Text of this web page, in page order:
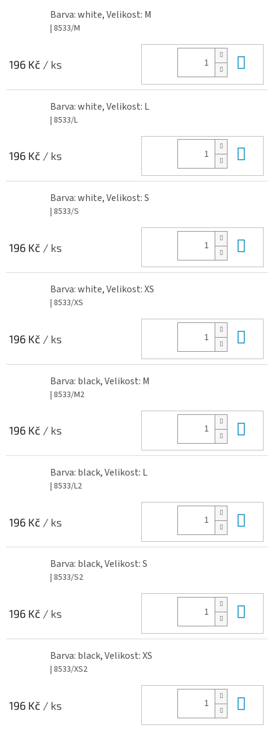
Barva: white, Velikost: M
| 8533/M
196 Kč / ks
Barva: white, Velikost: L
| 8533/L
196 Kč / ks
Barva: white, Velikost: S
| 8533/S
196 Kč / ks
Barva: white, Velikost: XS
| 8533/XS
196 Kč / ks
Barva: black, Velikost: M
| 8533/M2
196 Kč / ks
Barva: black, Velikost: L
| 8533/L2
196 Kč / ks
Barva: black, Velikost: S
| 8533/S2
196 Kč / ks
Barva: black, Velikost: XS
| 8533/XS2
196 Kč / ks